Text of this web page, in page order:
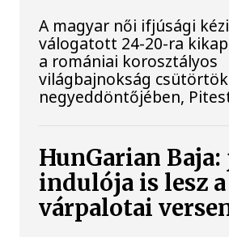
A magyar női ifjúsági
válogatott 24-20-ra
a romániai korosztályos
világbajnokság
negyeddöntőjében,
HunGarian Baja:
indulója is lesz a
várpalotai